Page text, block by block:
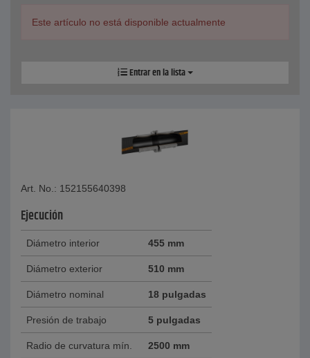
Este artículo no está disponible actualmente
Entrar en la lista
Art. No.: 152155640398
Ejecución
Diámetro interior 455 mm
Diámetro exterior 510 mm
Diámetro nominal 18 pulgadas
Presión de trabajo 5 pulgadas
Radio de curvatura mín. 2500 mm